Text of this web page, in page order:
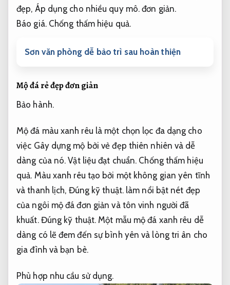
đẹp, Áp dụng cho nhiều quy mô. đơn giản.
Báo giá. Chống thấm hiệu quả.
Sơn văn phòng dễ bảo trì sau hoàn thiện
Mộ đá rẻ đẹp đơn giản
Bảo hành.
Mộ đá màu xanh rêu là một chọn lọc đa dạng cho
việc Gây dựng mộ bởi vẻ đẹp thiên nhiên và dễ
dàng của nó.Vật liệu đạt chuẩn. Chống thấm hiệu
quả. Màu xanh rêu tạo bởi một không gian yên tĩnh
và thanh lịch, Đúng kỹ thuật.làm nổi bật nét đẹp
của ngôi mộ đá đơn giản và tôn vinh người đã
khuất. Đúng kỹ thuật. Một mẫu mộ đá xanh rêu dễ
dàng có lẽ đem đến sự bình yên và lòng tri ân cho
gia đình và bạn bè.
Phù hợp nhu cầu sử dụng.